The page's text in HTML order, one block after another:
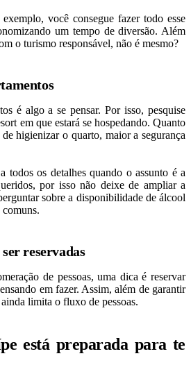
você consegue fazer todo esse
um tempo de diversão. Além
o turismo responsável, não é mesmo?
é algo a se pensar. Por isso, pesquise
em que estará se hospedando. Quanto
higienizar o quarto, maior a segurança
todos os detalhes quando o assunto é a
por isso não deixe de ampliar a
sobre a disponibilidade de álcool
comuns.
reservadas
de pessoas, uma dica é reservar
em fazer. Assim, além de garantir
limita o fluxo de pessoas.
está preparada para te